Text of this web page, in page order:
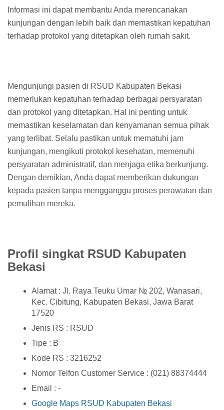
Informasi ini dapat membantu Anda merencanakan
kunjungan dengan lebih baik dan memastikan kepatuhan
terhadap protokol yang ditetapkan oleh rumah sakit.
Mengunjungi pasien di RSUD Kabupaten Bekasi
memerlukan kepatuhan terhadap berbagai persyaratan
dan protokol yang ditetapkan. Hal ini penting untuk
memastikan keselamatan dan kenyamanan semua pihak
yang terlibat. Selalu pastikan untuk mematuhi jam
kunjungan, mengikuti protokol kesehatan, memenuhi
persyaratan administratif, dan menjaga etika berkunjung.
Dengan demikian, Anda dapat memberikan dukungan
kepada pasien tanpa mengganggu proses perawatan dan
pemulihan mereka.
Profil singkat RSUD Kabupaten
Bekasi
Alamat : Jl. Raya Teuku Umar № 202, Wanasari,
Kec. Cibitung, Kabupaten Bekasi, Jawa Barat
17520
Jenis RS : RSUD
Tipe : B
Kode RS : 3216252
Nomor Telfon Customer Service : (021) 88374444
Email : -
Google Maps RSUD Kabupaten Bekasi